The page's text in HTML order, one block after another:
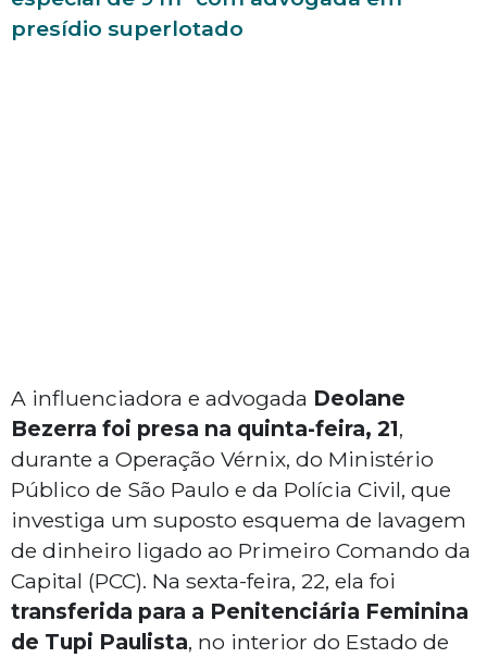
presídio superlotado
A influenciadora e advogada Deolane
Bezerra foi presa na quinta-feira, 21,
durante a Operação Vérnix, do Ministério
Público de São Paulo e da Polícia Civil, que
investiga um suposto esquema de lavagem
de dinheiro ligado ao Primeiro Comando da
Capital (PCC). Na sexta-feira, 22, ela foi
transferida para a Penitenciária Feminina
de Tupi Paulista, no interior do Estado de